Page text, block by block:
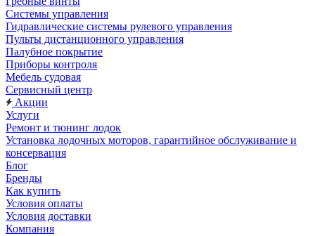
Системы управления
Гидравлические системы рулевого управления
Пульты дистанционного управления
Палубное покрытие
Приборы контроля
Мебель судовая
Сервисный центр
Акции
Услуги
Ремонт и тюнинг лодок
Установка лодочных моторов, гарантийное обслуживание и
консервация
Блог
Бренды
Как купить
Условия оплаты
Условия доставки
Компания